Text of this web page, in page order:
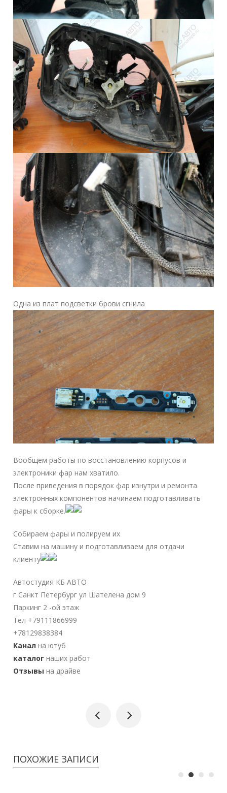
Одна из плат подсветки брови сгнила
Вообщем работы по восстановлению корпусов и
электроники фар нам хватило.
После приведения в порядок фар изнутри и ремонта
электронных компонентов начинаем подготавливать
фары к сборке.
Собираем фары и полируем их
Ставим на машину и подготавливаем для отдачи
клиенту
Автостудия КБ АВТО
г Санкт Петербург ул Шателена дом 9
Паркинг 2 -ой этаж
Тел +79111866999
+78129838384
Канал на ютуб
каталог наших работ
Отзывы на драйве
ПОХОЖИЕ ЗАПИСИ